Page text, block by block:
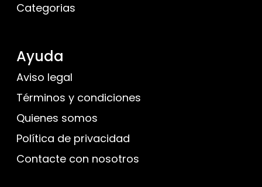
Categorias
Ayuda
Aviso legal
Términos y condiciones
Quienes somos
Política de privacidad
Contacte con nosotros